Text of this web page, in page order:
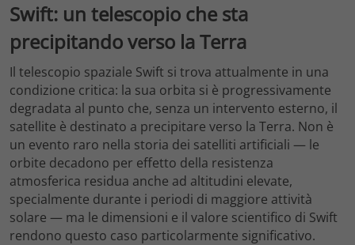
Swift: un telescopio che sta
precipitando verso la Terra
Il telescopio spaziale Swift si trova attualmente in una
condizione critica: la sua orbita si è progressivamente
degradata al punto che, senza un intervento esterno, il
satellite è destinato a precipitare verso la Terra. Non è
un evento raro nella storia dei satelliti artificiali — le
orbite decadono per effetto della resistenza
atmosferica residua anche ad altitudini elevate,
specialmente durante i periodi di maggiore attività
solare — ma le dimensioni e il valore scientifico di Swift
rendono questo caso particolarmente significativo.